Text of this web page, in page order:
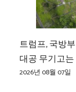
트럼프, 국방
대공 무기고
2026년 08월 07일